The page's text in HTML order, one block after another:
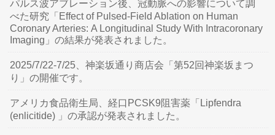
パルス波アブレーション後、冠動脈への影響について調
べた研究「Effect of Pulsed-Field Ablation on Human
Coronary Arteries: A Longitudinal Study With Intracoronary
Imaging」の結果が発表されました。
2025/7/22-7/25、神楽坂通り商店会「第52回神楽坂まつ
り」の開催です。
アメリカ食品衛生局、経口PCSK9阻害薬「Lipfendra
(enlicitide) 」の承認が発表されました。